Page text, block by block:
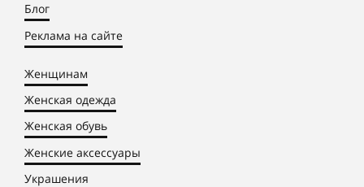
Блог
Реклама на сайте
Женщинам
Женская одежда
Женская обувь
Женские аксессуары
Украшения